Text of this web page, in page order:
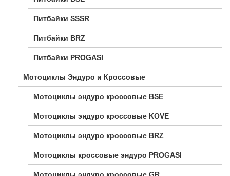
Питбайки SSSR
Питбайки BRZ
Питбайки PROGASI
Мотоциклы Эндуро и Кроссовые
Мотоциклы эндуро кроссовые BSE
Мотоциклы эндуро кроссовые KOVE
Мотоциклы эндуро кроссовые BRZ
Мотоциклы кроссовые эндуро PROGASI
Мотоциклы эндуро кроссовые GR